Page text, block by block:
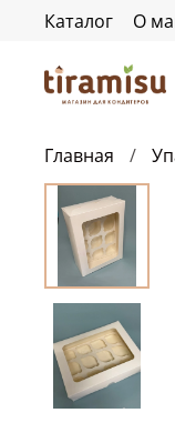
Каталог О
Главная